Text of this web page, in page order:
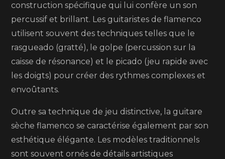
construction spécifique qui lui confère un son
percussif et brillant. Les guitaristes de flamenco
utilisent souvent des techniques telles que le
rasgueado (gratté), le golpe (percussion sur la
caisse de résonance) et le picado (jeu rapide avec
les doigts) pour créer des rythmes complexes et
envoûtants.
Outre sa technique de jeu distinctive, la guitare
sèche flamenco se caractérise également par son
esthétique élégante. Les modèles traditionnels
sont souvent ornés de détails artistiques